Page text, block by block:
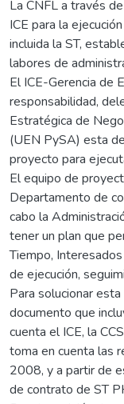
La CNFL a través
ICE para la
incluida la ST,
labores de
El ICE-Gerencia de
responsabilidad,
Estratégica de
(UEN PySA) esta
proyecto para
El equipo de
Departamento de
cabo la
tener un plan que
Tiempo,
de ejecución,
Para solucionar
documento que
cuenta el ICE, la
toma en cuenta las
2008, y a partir de
de contrato de ST